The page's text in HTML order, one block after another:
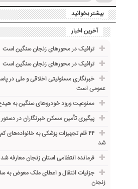
بیشتر بخوانید
آخرین اخبار
ترافیک در محورهای زنجان سنگین است
ترافیک در محورهای زنجان سنگین است
خبرنگاری مسئولیتی اخلاقی و ملی در
عمومی است
ممنوعیت ورود خودروهای سنگین به
پیگیری تأمین مسکن خبرنگاران در دستور
۴۴ قلم تجهیزات پزشکی به خانواده‌های
شد
فرمانده انتظامی استان زنجان معارفه شد
جزئیات انتقال و اعطای ملک معوض به
زنجان